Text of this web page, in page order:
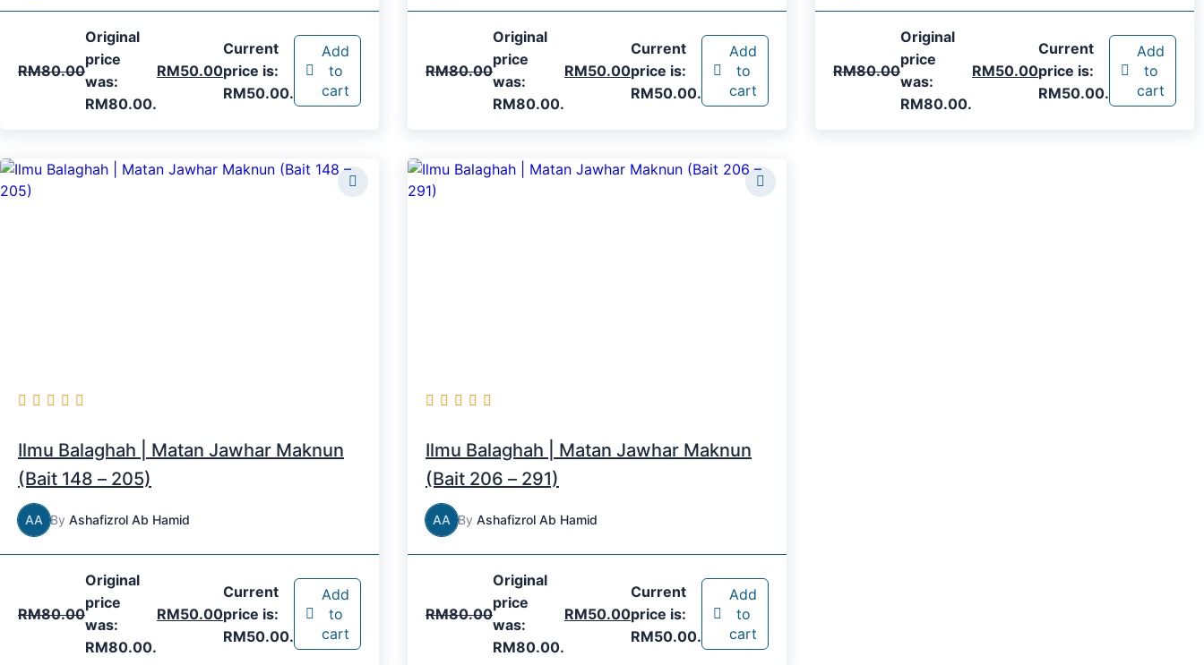
RM80.00
Original
price
was:
RM80.00.
RM50.00
Current
price is:
RM50.00.
Add
to
cart
RM80.00
Original
price
was:
RM80.00.
RM50.00
Current
price is:
RM50.00.
Add
to
cart
RM80.00
Original
price
was:
RM80.00.
RM50.00
Current
price is:
RM50.00.
Add
to
cart
Ilmu Balaghah | Matan Jawhar Maknun
(Bait 148 – 205)
AA By Ashafizrol Ab Hamid
RM80.00
Original
price
was:
RM80.00.
RM50.00
Current
price is:
RM50.00.
Add
to
cart
Ilmu Balaghah | Matan Jawhar Maknun
(Bait 206 – 291)
AA By Ashafizrol Ab Hamid
RM80.00
Original
price
was:
RM80.00.
RM50.00
Current
price is:
RM50.00.
Add
to
cart